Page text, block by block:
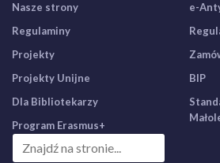
Nasze strony
Regulaminy
Projekty
Projekty Unijne
Dla Bibliotekarzy
Program Erasmus+
e-
BIP